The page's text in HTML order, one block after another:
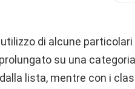
utilizzo di alcune
su una
lista, mentre con i